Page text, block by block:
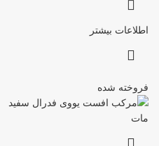
اطلاعات بیشتر
فروخته شده